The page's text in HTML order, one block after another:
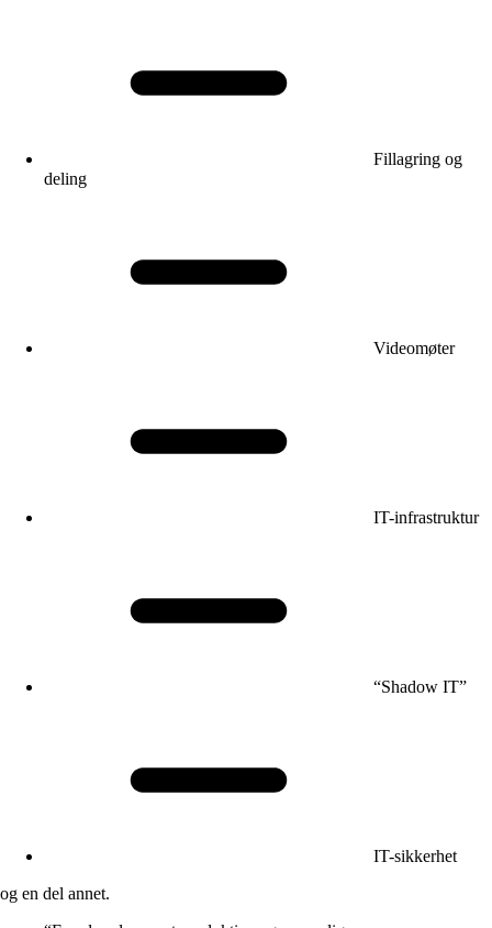
Fillagring og
deling
Videomøter
IT-infrastruktur
“Shadow IT”
IT-sikkerhet
og en del annet.